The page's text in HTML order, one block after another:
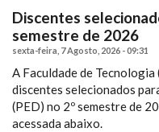
Discentes
semestre de 2026
sexta-feira, 7 Agosto, 2026 - 09:31
A Faculdade de
discentes selecionados
(PED) no 2º semestre de
acessada abaixo.